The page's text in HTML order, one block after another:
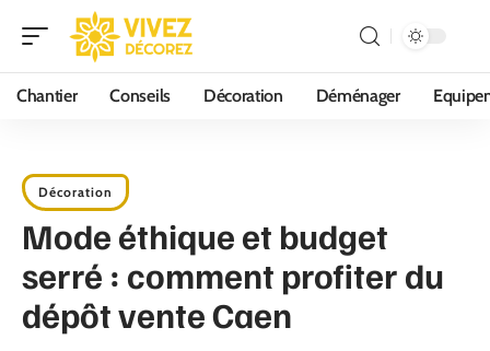
Chantier Conseils Décoration Déménager
Décoration
Mode éthique et budget
serré : comment profiter du
dépôt vente Caen